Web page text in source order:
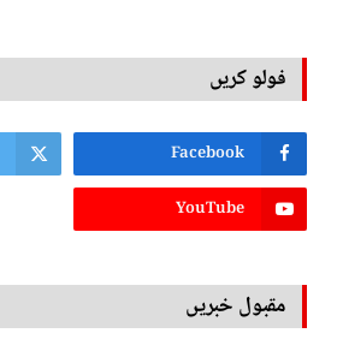
فولو کریں
Facebook
YouTube
مقبول خبریں